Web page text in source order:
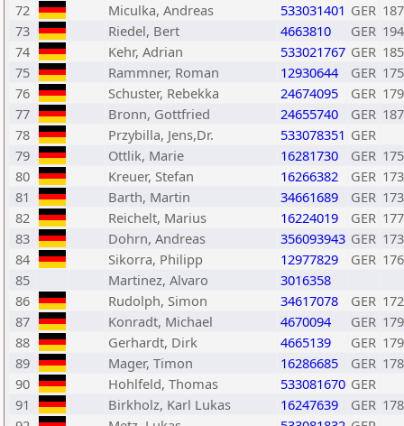
72
Miculka, Andreas 533031401 GER
73
Riedel, Bert 4663810 GER
74
Kehr, Adrian 533021767 GER
75
Rammner, Roman 12930644 GER
76
Schuster, Rebekka 24674095 GER
77
Bronn, Gottfried 24655740 GER
78
Przybilla, Jens,Dr. 533078351 GER
79
Ottlik, Marie 16281730 GER
80
Kreuer, Stefan 16266382 GER
81
Barth, Martin 34661689 GER
82
Reichelt, Marius 16224019 GER
83
Dohrn, Andreas 356093943 GER
84
Sikorra, Philipp 12977829 GER
85
Martinez, Alvaro
3016358
86
Rudolph, Simon 34617078 GER
87
Konradt, Michael 4670094 GER
88
Gerhardt, Dirk 4665139 GER
89
Mager, Timon 16286685 GER
90
Hohlfeld, Thomas 533081670 GER
91
Birkholz, Karl Lukas 16247639 GER